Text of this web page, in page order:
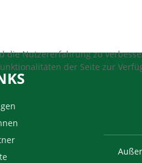
Nutzererfahrung zu
der Seite zur